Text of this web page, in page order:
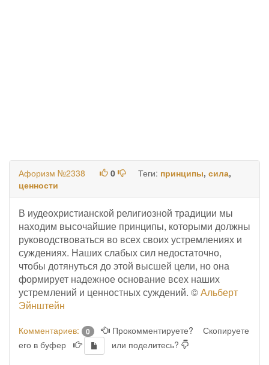
Афоризм №2338 0 Теги: принципы, сила,
ценности
В иудеохристианской религиозной традиции мы
находим высочайшие принципы, которыми должны
руководствоваться во всех своих устремлениях и
суждениях. Наших слабых сил недостаточно,
чтобы дотянуться до этой высшей цели, но она
формирует надежное основание всех наших
устремлений и ценностных суждений. ©Альберт
Эйнштейн
Комментариев: 0 Прокомментируете?
Скопируете
его в буфер
или поделитесь?